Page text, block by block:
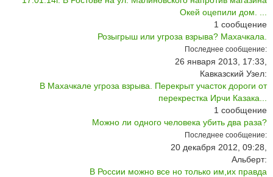
Окей оцепили дом. ...
1 сообщение
Розыгрыш или угроза взрыва? Махачкала.
Последнее сообщение:
26 января 2013, 17:33,
Кавказский Узел:
В Махачкале угроза взрыва. Перекрыт участок дороги от
перекрестка Ирчи Казака...
1 сообщение
Можно ли одного человека убить два раза?
Последнее сообщение:
20 декабря 2012, 09:28,
Альберт:
В России можно все но только им,их правда